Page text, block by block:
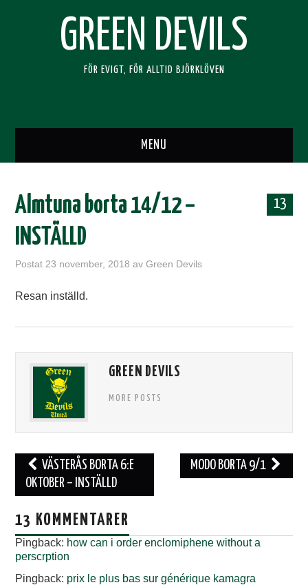
GREEN DEVILS
FÖR EVIGT, FÖR ALLTID BJÖRKLÖVEN
MENU
SUPPORTERKLUBBEN
SOUVENIRER
13
Almtuna borta 14/12 –
INSTÄLLD
Postat 23 november, 2018 avGreen Devils
Resan inställd.
GREEN DEVILS
MORE POSTS
Inläggsnavigering
VÄSTERÅS BORTA 6:E
OKTOBER – INSTÄLLD
MODO BORTA 9/1
13 KOMMENTARER
Pingback: how can i order enclomiphene without a
perscrption
Pingback: prix le plus bas sur générique kamagra